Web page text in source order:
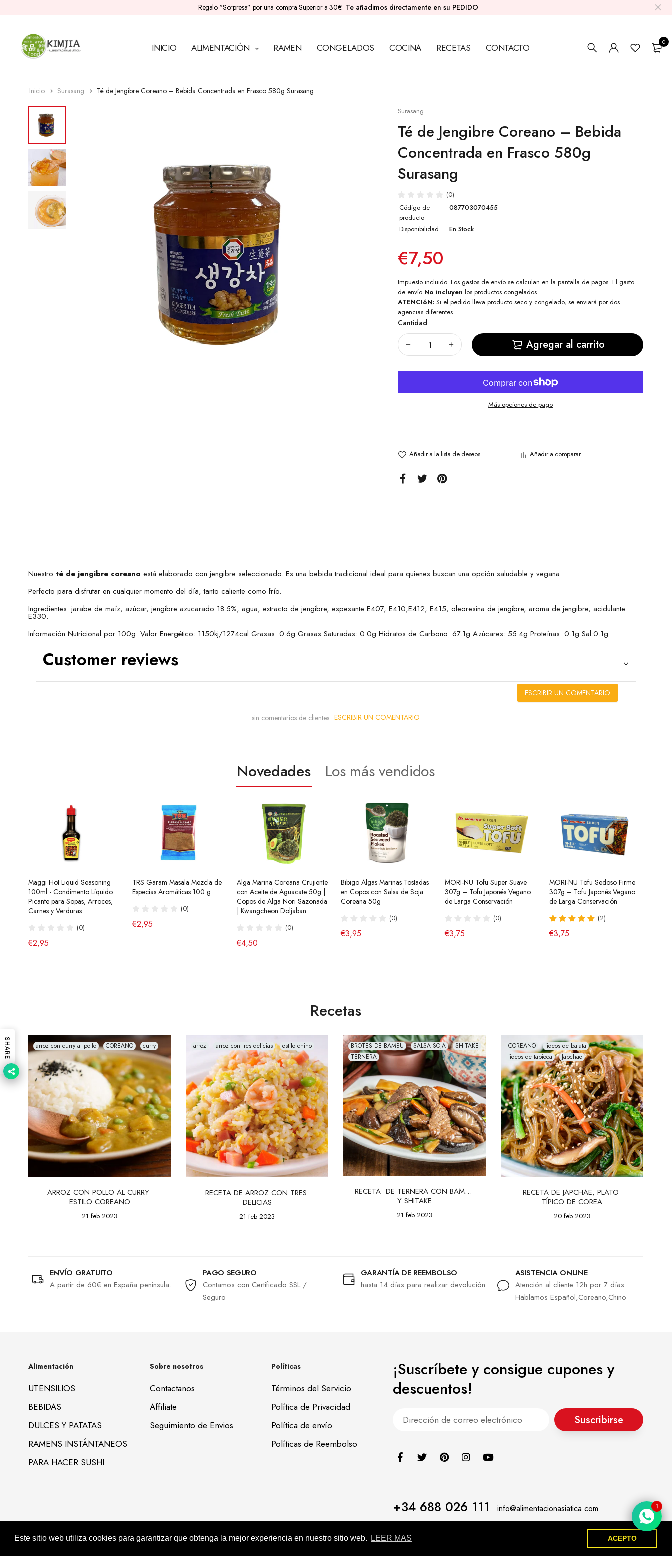
Este sitio web utiliza cookies para garantizar que obtenga la mejor experiencia en nuestro sitio web. LEER MAS ACEPTO
Regalo “Sorpresa” por una compra Superior a 30€ Te añadimos directamente en su PEDIDO
INICIO ALIMENTACIÓN RAMEN CONGELADOS COCINA RECETAS CONTACTO 0
Inicio Surasang Té de Jengibre Coreano – Bebida Concentrada en Frasco 580g Surasang
Surasang
Té de Jengibre Coreano – Bebida
Concentrada en Frasco 580g
Surasang
(0)
Código de
producto
087703070455
Disponibilidad En Stock
€7,50
Impuesto incluido. Los gastos de envío se calculan en la pantalla de pagos. El gasto
de envío No incluyen los productos congelados.
ATENCIóN: Si el pedido lleva producto seco y congelado, se enviará por dos
agencias diferentes.
Cantidad
Agregar al carrito
Más opciones de pago
Añadir a la lista de deseos Añadir a comparar
Nuestro té de jengibre coreano está elaborado con jengibre seleccionado. Es una bebida tradicional ideal para quienes buscan una opción saludable y vegana.
Perfecto para disfrutar en cualquier momento del día, tanto caliente como frío.
Ingredientes: jarabe de maíz, azúcar, jengibre azucarado 18.5%, agua, extracto de jengibre, espesante E407, E410,E412, E415, oleoresina de jengibre, aroma de jengibre, acidulante
E330.
Información Nutricional por 100g: Valor Energético: 1150kj/1274cal Grasas: 0.6g Grasas Saturadas: 0.0g Hidratos de Carbono: 67.1g Azúcares: 55.4g Proteínas: 0.1g Sal:0.1g
Customer reviews
ESCRIBIR UN COMENTARIO
sin comentarios de clientes ESCRIBIR UN COMENTARIO
Novedades Los más vendidos
Maggi Hot Liquid Seasoning
100ml - Condimento Líquido
Picante para Sopas, Arroces,
Carnes y Verduras
(0)
€2,95
TRS Garam Masala Mezcla de
Especias Aromáticas 100 g
(0)
€2,95
Alga Marina Coreana Crujiente
con Aceite de Aguacate 50g |
Copos de Alga Nori Sazonada
| Kwangcheon Doljaban
(0)
€4,50
Bibigo Algas Marinas Tostadas
en Copos con Salsa de Soja
Coreana 50g
(0)
€3,95
MORI-NU Tofu Super Suave
307g – Tofu Japonés Vegano
de Larga Conservación
(0)
€3,75
MORI-NU Tofu Sedoso Firme
307g – Tofu Japonés Vegano
de Larga Conservación
(2)
€3,75
Ramen Buldak Carbonara
Coreano (Halal) 130g SamYang
(40)
Salsa de Chili Crujiente 210g
Laoganma
(43)
€4,95
Ramen Coreano Buldak Sabor
a Queso Hala 140g SamYang
(10)
Ramen Coreanos Salteados
Chapagetti con Salsa Chajang
Halal 140g Nongshim
(13)
€2,75
Salsa para Ensalada china (Salsa
Blanca) 250g HX
Tteokbokki Pastel de Arroz
Dulce y Picante Cup Yopokki
140g Young Poong
(8)
€3,70
Recetas
arroz con curry al pollo COREANO curry
ARROZ CON POLLO AL CURRY
ESTILO COREANO
21 feb 2023
arroz arroz con tres delicias estilo chino
RECETA DE ARROZ CON TRES
DELICIAS
21 feb 2023
BROTES DE BAMBU SALSA SOJA
SHITAKE
TERNERA
RECETA  DE TERNERA CON BAMBÚ
Y SHITAKE
21 feb 2023
COREANO
fideos de batata
fideos de tapioca
Japchae
RECETA DE JAPCHAE, PLATO
TÍPICO DE COREA
20 feb 2023
ENVÍO GRATUITO
A partir de 60€ en España peninsula.
PAGO SEGURO
Contamos con Certificado SSL /
Seguro
GARANTÍA DE REEMBOLSO
hasta 14 días para realizar devolución
ASISTENCIA ONLINE
Atención al cliente 12h por 7 días
Hablamos Español,Coreano,Chino
Alimentación
UTENSILIOS
BEBIDAS
DULCES Y PATATAS
RAMENS INSTÁNTANEOS
PARA HACER SUSHI
Sobre nosotros
Contactanos
Affiliate
Seguimiento de Envios
Políticas
Términos del Servicio
Política de Privacidad
Política de envío
Políticas de Reembolso
¡Suscríbete y consigue cupones y
descuentos!
Suscribirse
+34 688 026 111 info@alimentacionasiatica.com
Alimentación Asiatica KIMJIA © 2022. All Rights ReservedSupport by Kepos365
1
SHARE